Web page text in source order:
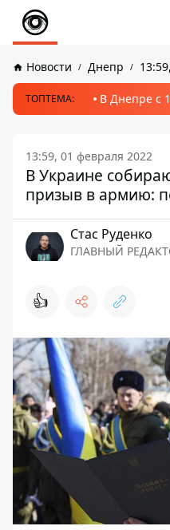
Новости Днепр
ТОПТЕМА: В Днепре с
13:59, 01 февраля 2022
В Украине
призыв в армию:
Стаc Руденко
ГЛАВНЫЙ
👍